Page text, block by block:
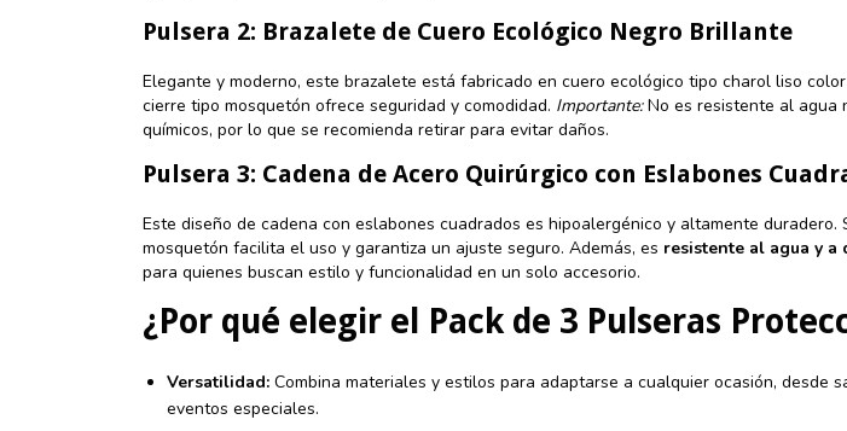
Pulsera 2: Brazalete de Cuero Ecológico Negro Brillante
Elegante y moderno, este brazalete está fabricado en cuero ecológico tipo charol liso
cierre tipo mosquetón ofrece seguridad y comodidad. Importante:No es resistente al agua
químicos, por lo que se recomienda retirar para evitar daños.
Pulsera 3: Cadena de Acero Quirúrgico con Eslabones
Este diseño de cadena con eslabones cuadrados es hipoalergénico y altamente duradero.
mosquetón facilita el uso y garantiza un ajuste seguro. Además, es resistente al agua y a
para quienes buscan estilo y funcionalidad en un solo accesorio.
¿Por qué elegir el Pack de 3 Pulseras
Versatilidad: Combina materiales y estilos para adaptarse a cualquier ocasión, desde
eventos especiales.